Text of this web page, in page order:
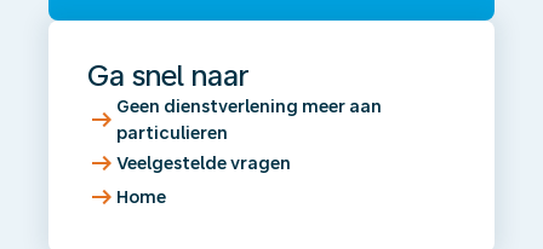
Ga snel naar
arrow_right_alt Geen dienstverlening meer aan
particulieren
arrow_right_alt Veelgestelde vragen
arrow_right_alt Home